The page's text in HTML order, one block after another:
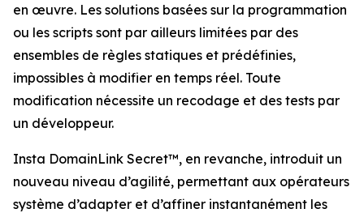
en œuvre. Les solutions basées sur la programmation
ou les scripts sont par ailleurs limitées par des
ensembles de règles statiques et prédéfinies,
impossibles à modifier en temps réel. Toute
modification nécessite un recodage et des tests par
un développeur.
Insta DomainLink Secret™, en revanche, introduit un
nouveau niveau d’agilité, permettant aux opérateurs
système d’adapter et d’affiner instantanément les